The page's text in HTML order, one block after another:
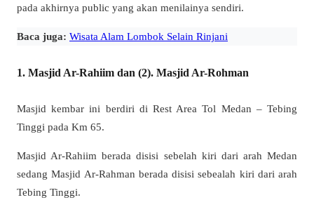
pada akhirnya public yang akan menilainya sendiri.
Baca juga: Wisata Alam Lombok Selain Rinjani
1. Masjid Ar-Rahiim dan (2). Masjid Ar-Rohman
Masjid kembar ini berdiri di Rest Area Tol Medan – Tebing
Tinggi pada Km 65.
Masjid Ar-Rahiim berada disisi sebelah kiri dari arah Medan
sedang Masjid Ar-Rahman berada disisi sebealah kiri dari arah
Tebing Tinggi.